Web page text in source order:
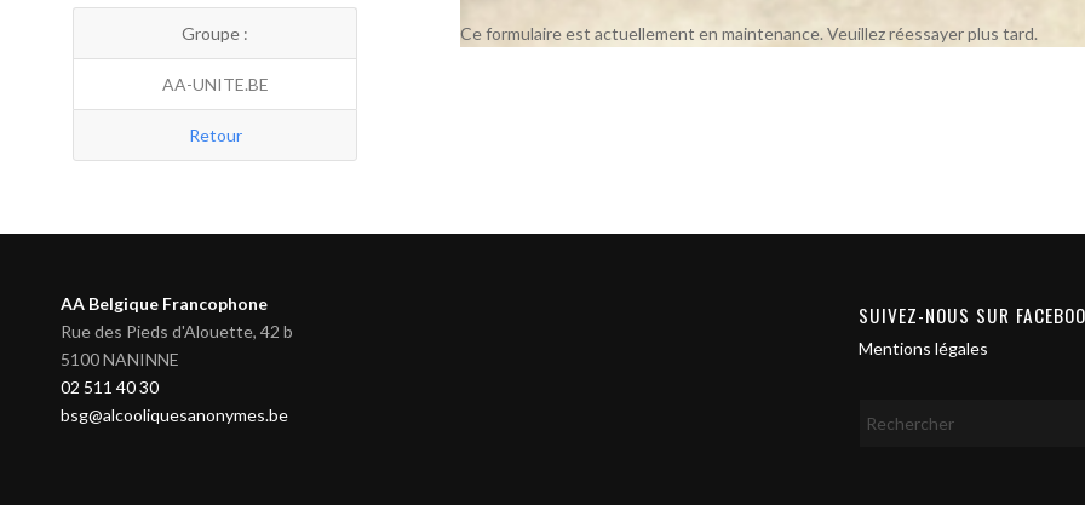
Groupe :
AA-UNITE.BE
Retour
Ce formulaire est actuellement en maintenance. Veuillez réessayer plus tard.
AA Belgique Francophone
Rue des Pieds d'Alouette, 42 b
5100 NANINNE
02 511 40 30
bsg@alcooliquesanonymes.be
SUIVEZ-NOUS SUR
Mentions légales